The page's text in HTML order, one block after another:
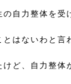
の自力整体を
はないわと言
ど、自力整体